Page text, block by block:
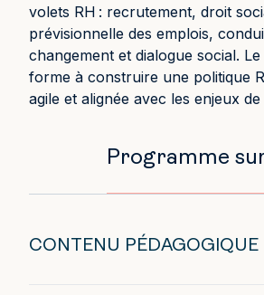
volets RH : recrutement, droit
prévisionnelle des emplois,
changement et dialogue social.
forme à construire une politique
agile et alignée avec les enjeux de
Programme
CONTENU PÉDAGOGIQUE